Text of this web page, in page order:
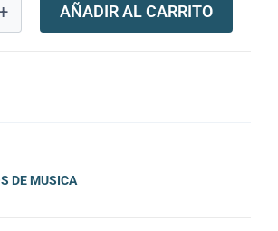
AÑADIR AL CARRITO
DE MUSICA